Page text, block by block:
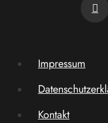
Impressum
Kontakt